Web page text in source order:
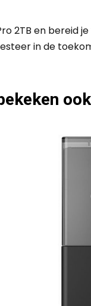
2TB en bereid
in de